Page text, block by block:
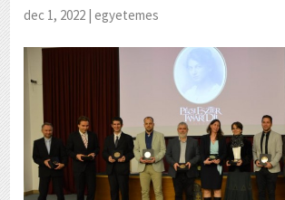
dec 1, 2022 |egyetemes